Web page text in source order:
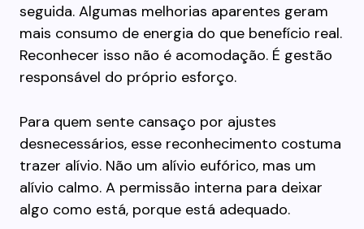
seguida. Algumas melhorias aparentes geram
mais consumo de energia do que benefício real.
Reconhecer isso não é acomodação. É gestão
responsável do próprio esforço.
Para quem sente cansaço por ajustes
desnecessários, esse reconhecimento costuma
trazer alívio. Não um alívio eufórico, mas um
alívio calmo. A permissão interna para deixar
algo como está, porque está adequado.